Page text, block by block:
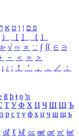
פ ם ן ו ט א
） ［ ］ ｛ ｝
√ ∽ ∝ ∵ ∫ ∬ ∈ ∋
－ ＜ ＝
＞
¡ ¿ ː ！ ＇ ， ． ／
：
ß þ ŧ ŋ ŉ
Т У Ф Х Ц Ч Ш Щ Ъ
р с т у ф х ц ч ш щ ъ
㎗ ℓ ㎘ ㏄ ㎣ ㎤ ㎥ ㎦